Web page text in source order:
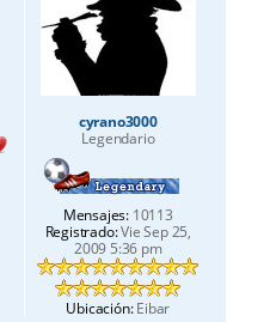
cyrano3000
Legendario
Mensajes: 10113
Registrado:Vie Sep 25,
2009 5:36 pm
Ubicación:Eibar